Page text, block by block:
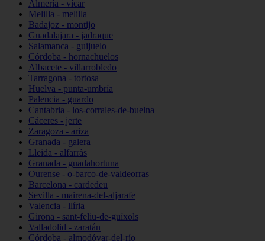
Almería - vícar
Melilla - melilla
Badajoz - montijo
Guadalajara - jadraque
Salamanca - guijuelo
Córdoba - hornachuelos
Albacete - villarrobledo
Tarragona - tortosa
Huelva - punta-umbría
Palencia - guardo
Cantabria - los-corrales-de-buelna
Cáceres - jerte
Zaragoza - ariza
Granada - galera
Lleida - alfarràs
Granada - guadahortuna
Ourense - o-barco-de-valdeorras
Barcelona - cardedeu
Sevilla - mairena-del-aljarafe
Valencia - llíria
Girona - sant-feliu-de-guíxols
Valladolid - zaratán
Córdoba - almodóvar-del-río